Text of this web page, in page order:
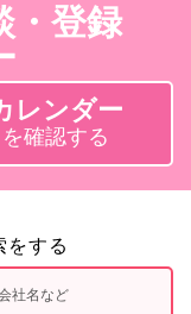
・登録
レンダー
を確認する
をする
社名など